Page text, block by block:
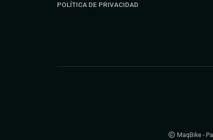
POLÍTICA DE PRIVACIDAD
MaqBike -